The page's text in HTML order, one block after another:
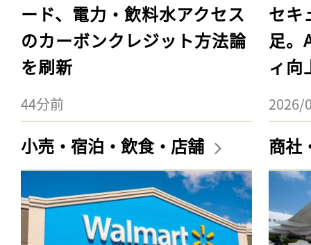
ード、電力・飲料水アクセス
のカーボンクレジット方法論
を刷新
44分前
セキ
足。
ィ向
2026/
小売・宿泊・飲食・店舗 商社